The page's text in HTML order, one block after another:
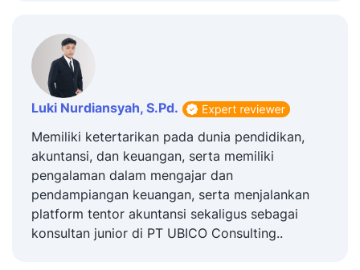
Luki Nurdiansyah, S.Pd.
Memiliki ketertarikan pada dunia pendidikan,
akuntansi, dan keuangan, serta memiliki
pengalaman dalam mengajar dan
pendampiangan keuangan, serta menjalankan
platform tentor akuntansi sekaligus sebagai
konsultan junior di PT UBICO Consulting..